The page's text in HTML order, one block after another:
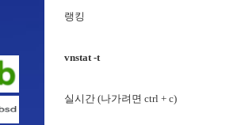
랭킹
vnstat -t
실시간 (나가려면 ctrl + c)